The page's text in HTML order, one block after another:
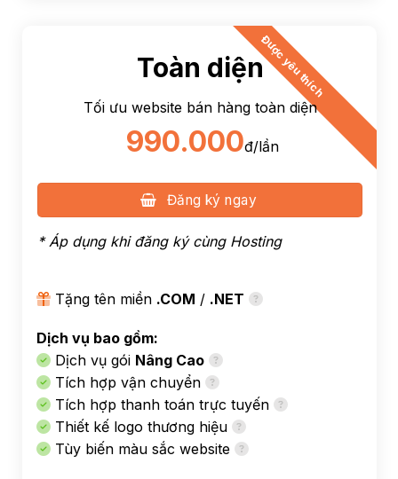
Được yêu thích
Toàn diện
Tối ưu website bán hàng toàn diện
990.000đ/lần
Đăng ký ngay
* Áp dụng khi đăng ký cùng Hosting
Tặng tên miền .COM / .NET
Dịch vụ bao gồm:
Dịch vụ gói Nâng Cao
Tích hợp vận chuyển
Tích hợp thanh toán trực tuyến
Thiết kế logo thương hiệu
Tùy biến màu sắc website